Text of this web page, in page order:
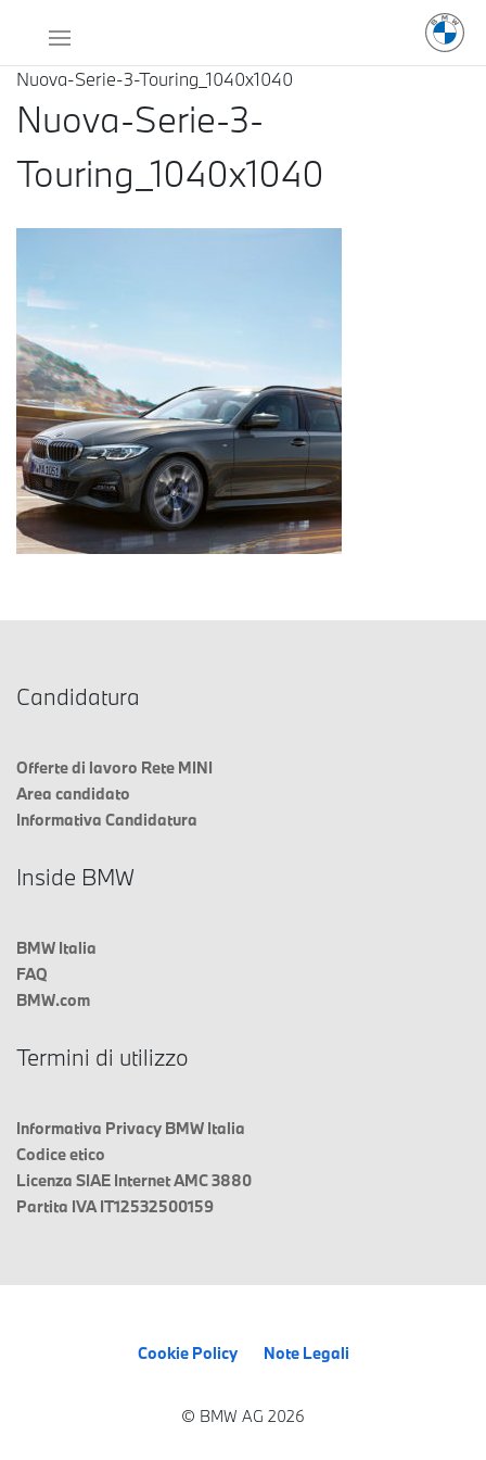
Nuova-Serie-3-Touring_1040x1040
Nuova-Serie-3-
Touring_1040x1040
Candidatura
Offerte di lavoro Rete MINI
Area candidato
Informativa Candidatura
Inside BMW
BMW Italia
FAQ
BMW.com
Termini di utilizzo
Informativa Privacy BMW Italia
Codice etico
Licenza SIAE Internet AMC 3880
Partita IVA IT12532500159
© BMW AG 2026
Cookie Policy Note Legali